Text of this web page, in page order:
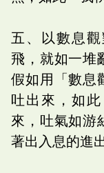
五、以數息
飛，就如一堆
假如用「數息
吐出來，如
來，吐氣如游
著出入息的進